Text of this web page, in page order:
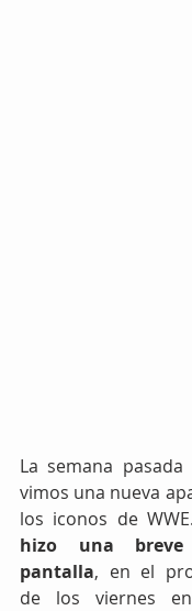
La semana pasada
vimos una nueva
los iconos de WWE.
hizo una
pantalla, en el
de los viernes